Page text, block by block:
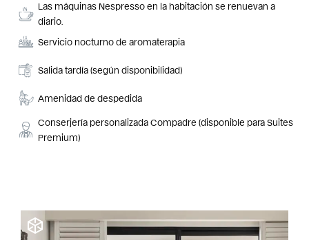
Las máquinas Nespresso en la habitación se renuevan a
diario.
Servicio nocturno de aromaterapia
Salida tardía (según disponibilidad)
Amenidad de despedida
Conserjería personalizada Compadre (disponible para Suites
Premium)